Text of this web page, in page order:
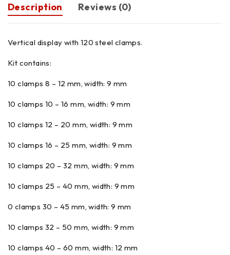
Description Reviews (0)
Vertical display with 120 steel clamps.
Kit contains:
10 clamps 8 – 12 mm, width: 9 mm
10 clamps 10 – 16 mm, width: 9 mm
10 clamps 12 – 20 mm, width: 9 mm
10 clamps 16 – 25 mm, width: 9 mm
10 clamps 20 – 32 mm, width: 9 mm
10 clamps 25 – 40 mm, width: 9 mm
0 clamps 30 – 45 mm, width: 9 mm
10 clamps 32 – 50 mm, width: 9 mm
10 clamps 40 – 60 mm, width: 12 mm